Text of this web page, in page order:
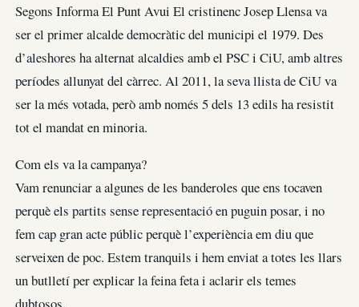
Segons Informa El Punt Avui El cristinenc Josep Llensa va
ser el primer alcalde democràtic del municipi el 1979. Des
d’aleshores ha alternat alcaldies amb el PSC i CiU, amb altres
períodes allunyat del càrrec. Al 2011, la seva llista de CiU va
ser la més votada, però amb només 5 dels 13 edils ha resistit
tot el mandat en minoria.
Com els va la campanya?
Vam renunciar a algunes de les banderoles que ens tocaven
perquè els partits sense representació en puguin posar, i no
fem cap gran acte públic perquè l’experiència em diu que
serveixen de poc. Estem tranquils i hem enviat a totes les llars
un butlletí per explicar la feina feta i aclarir els temes
dubtosos.